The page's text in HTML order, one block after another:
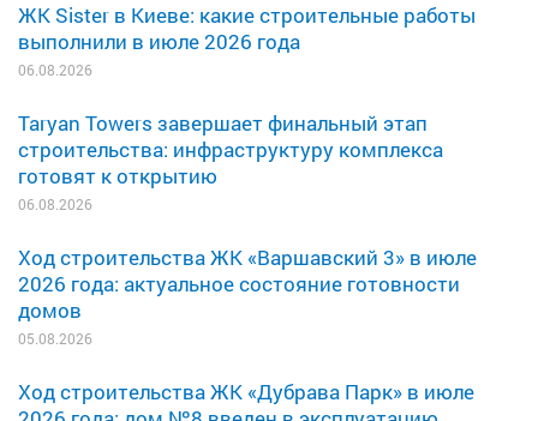
ЖК Sister в Киеве: какие строительные работы
выполнили в июле 2026 года
06.08.2026
Taryan Towers завершает финальный этап
строительства: инфраструктуру комплекса
готовят к открытию
06.08.2026
Ход строительства ЖК «Варшавский 3» в июле
2026 года: актуальное состояние готовности
домов
05.08.2026
Ход строительства ЖК «Дубрава Парк» в июле